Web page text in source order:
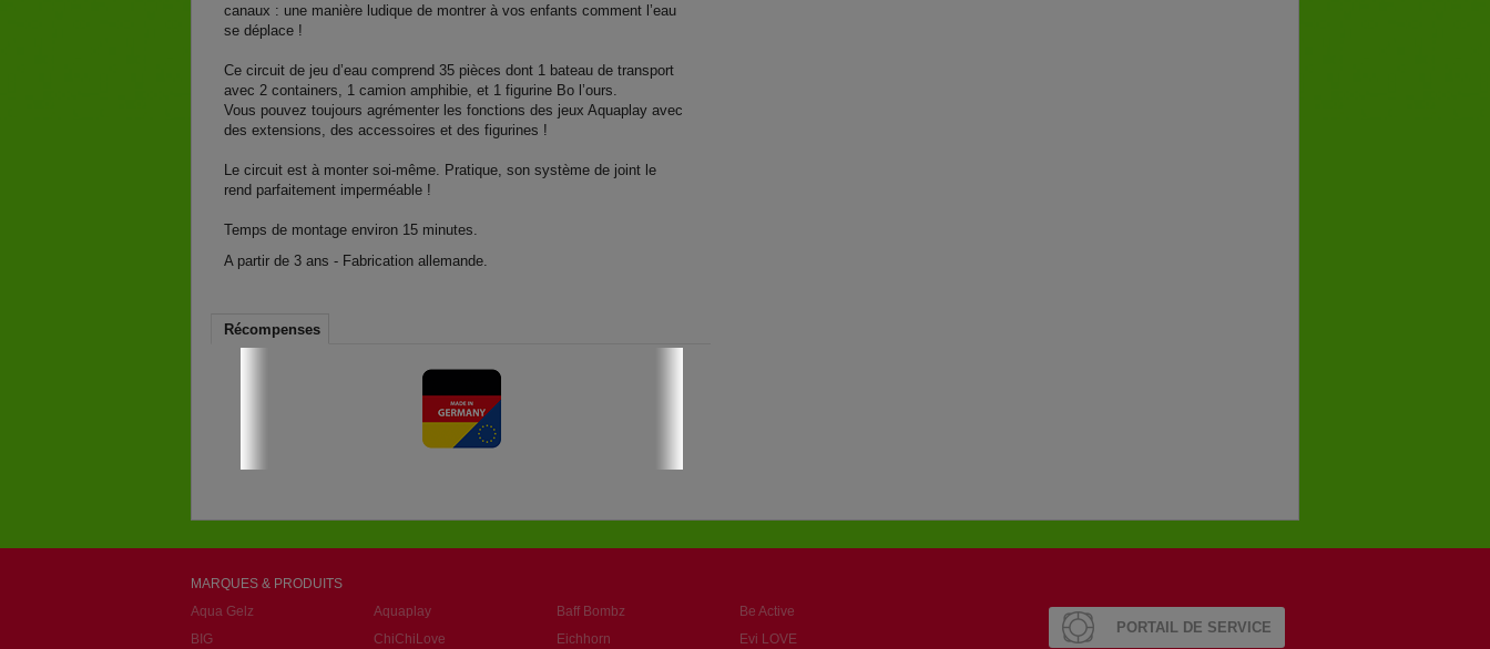
canaux : une manière ludique de montrer à vos enfants comment l’eau
se déplace !
Ce circuit de jeu d’eau comprend 35 pièces dont 1 bateau de transport
avec 2 containers, 1 camion amphibie, et 1 figurine Bo l’ours.
Vous pouvez toujours agrémenter les fonctions des jeux Aquaplay avec
des extensions, des accessoires et des figurines !
Le circuit est à monter soi-même. Pratique, son système de joint le
rend parfaitement imperméable !
Temps de montage environ 15 minutes.
A partir de 3 ans - Fabrication allemande.
Récompenses
MARQUES & PRODUITS
Aqua Gelz
Aquaplay Baff Bombz
Be Active
BIG
ChiChiLove Eichhorn Evi LOVE
PORTAIL DE SERVICE